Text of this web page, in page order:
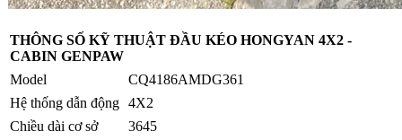
THÔNG SỐ KỸ THUẬT ĐẦU KÉO HONGYAN 4X2 -
CABIN GENPAW
Model
CQ4186AMDG361
Hệ thống dẫn động 4X2
Chiều dài cơ sở
3645